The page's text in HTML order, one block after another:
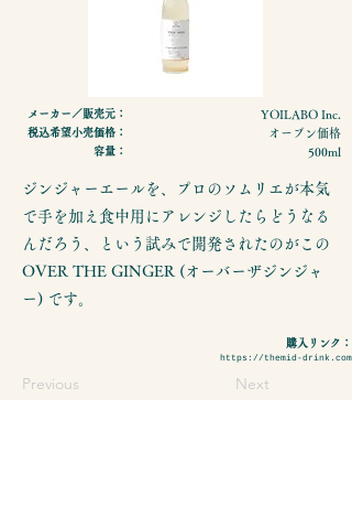
YOILABO Inc.
メーカー／販売元：
オープン価格
税込希望小売価格：
500ml
容量：
ジンジャーエールを、プロのソムリエが本気
で手を加え食中用にアレンジしたらどうなる
んだろう、という試みで開発されたのがこの
OVER THE GINGER (オーバーザジンジャ
ー) です。
購入リンク：
https://themid-drink.com
Previous Next